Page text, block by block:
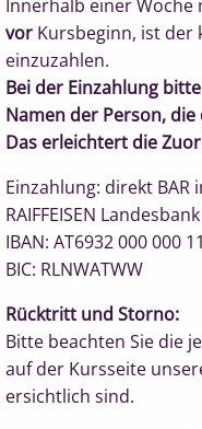
Innerhalb einer Woche
vor Kursbeginn, ist
einzuzahlen.
Bei der Einzahlung
Namen der Person,
Das erleichtert die
Einzahlung: direkt BAR
RAIFFEISEN Landesbank
IBAN: AT6932 000 000
BIC: RLNWATWW
Rücktritt und Storno:
Bitte beachten Sie die
auf der Kursseite
ersichtlich sind.